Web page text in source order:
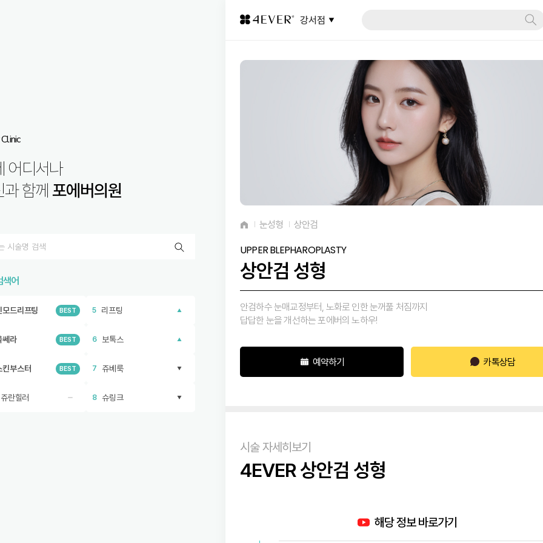
어디서나
과 함께포에버의원
색어
모드리프팅 BEST 5 리프팅
쎄라 BEST 6 보톡스
킨부스터 BEST 7 쥬베룩
란힐러 8 슈링크
강서점
눈성형 상안검
UPPER BLEPHAROPLASTY
상안검 성형
안검하수 눈매교정부터, 노화로 인한 눈꺼풀 처짐까지
답답한 눈을 개선하는 포에버의 노하우!
예약하기 카톡상담
시술 자세히보기
4EVER 상안검 성형
해당 정보 바로가기